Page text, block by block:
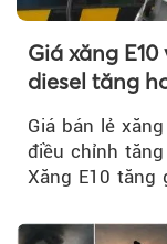
Giá xăng
diesel tăng
Giá bán lẻ
điều chỉnh
Xăng E10 tăng